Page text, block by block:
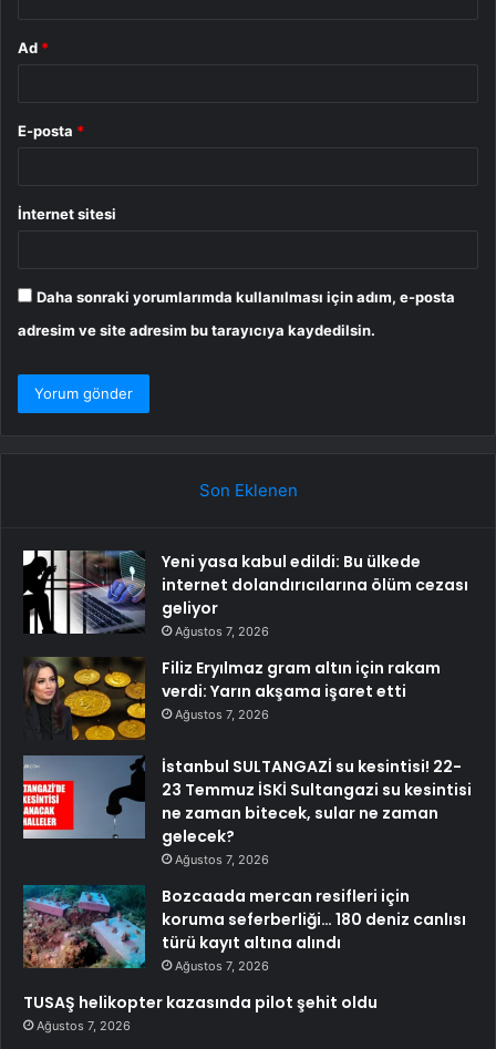
Ad *
E-posta *
İnternet sitesi
Daha sonraki yorumlarımda kullanılması için adım, e-posta
adresim ve site adresim bu tarayıcıya kaydedilsin.
Son Eklenen
Yeni yasa kabul edildi: Bu ülkede
internet dolandırıcılarına ölüm cezası
geliyor
Ağustos 7, 2026
Filiz Eryılmaz gram altın için rakam
verdi: Yarın akşama işaret etti
Ağustos 7, 2026
İstanbul SULTANGAZİ su kesintisi! 22-
23 Temmuz İSKİ Sultangazi su kesintisi
ne zaman bitecek, sular ne zaman
gelecek?
Ağustos 7, 2026
Bozcaada mercan resifleri için
koruma seferberliği… 180 deniz canlısı
türü kayıt altına alındı
Ağustos 7, 2026
TUSAŞ helikopter kazasında pilot şehit oldu
Ağustos 7, 2026